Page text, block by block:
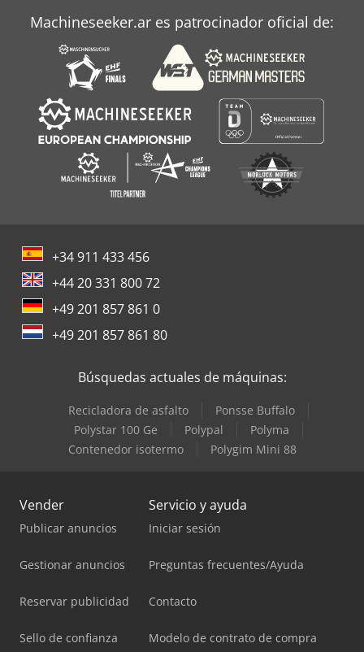
Machineseeker.ar es patrocinador oficial de:
+34 911 433 456
+44 20 331 800 72
+49 201 857 861 0
+49 201 857 861 80
Búsquedas actuales de máquinas:
Recicladora de asfalto
Ponsse Buffalo
Polystar 100 Ge
Polypal
Polyma
Contenedor isotermo
Polygim Mini 88
Vender
Publicar anuncios
Gestionar anuncios
Reservar publicidad
Sello de confianza
Servicio y ayuda
Iniciar sesión
Preguntas frecuentes/Ayuda
Contacto
Modelo de contrato de compra